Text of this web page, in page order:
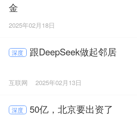
金
2025年02月18日
深度 跟DeepSeek做起邻居
互联网 2025年02月13日
深度 50亿，北京要出资了